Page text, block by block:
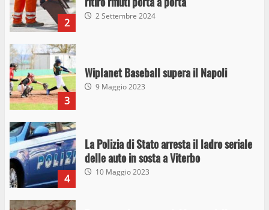
2
2 Settembre 2024
3
Wiplanet Baseball supera il Napoli
9 Maggio 2023
4
La Polizia di Stato arresta il ladro seriale
delle auto in sosta a Viterbo
10 Maggio 2023